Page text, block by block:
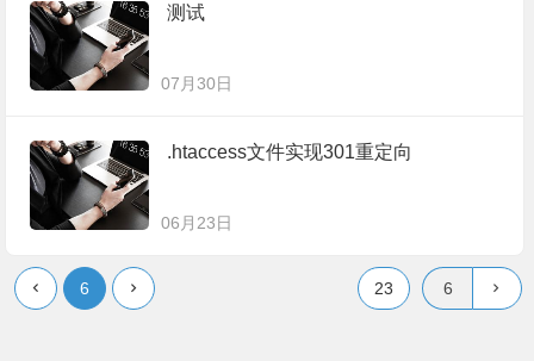
测试
07月30日
.htaccess文件实现301重定向
06月23日
23
6